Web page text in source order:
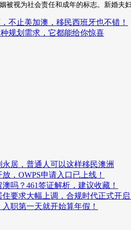
被视为社会责任和成年的标志。新婚夫
不止美加澳，移民西班牙也不错！
规划需求，它都能给你惊喜
居，普通人可以这样移民澳洲
，OWPS申请入口已上线！
吗？461签证解析，建议收藏！
要求大幅上调，合规时代正式开启
职第一天就开始算年假！